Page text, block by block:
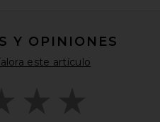
Y OPINIONES
este artículo